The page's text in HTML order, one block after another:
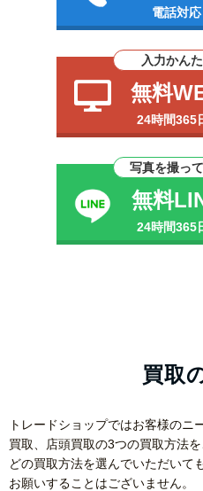
電話対
入力かん
無料
24時間365
写真を撮っ
無料
24時間365
買取
トレードショップではお客様のニ
買取、店頭買取の3つの買取方法を
どの買取方法を選んでいただいて
お願いすることはございません。